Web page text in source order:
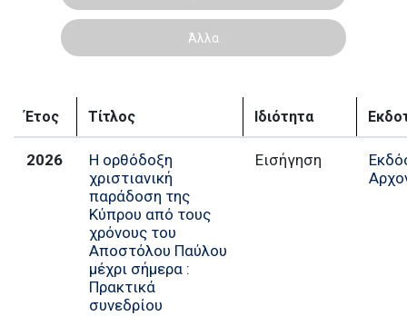
Άλλα
Έτος Τίτλος Ιδιότητα
2026
Η ορθόδοξη
χριστιανική
παράδοση της
Κύπρου από τους
χρόνους του
Αποστόλου Παύλου
μέχρι σήμερα :
Πρακτικά
συνεδρίου
Εισήγηση